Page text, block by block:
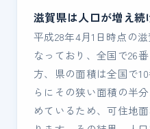
滋賀県は人口が増え続
平成28年4月1日時点の
なっており、全国で26
方、県の面積は全国で
らにその狭い面積の半
めているため、可住地